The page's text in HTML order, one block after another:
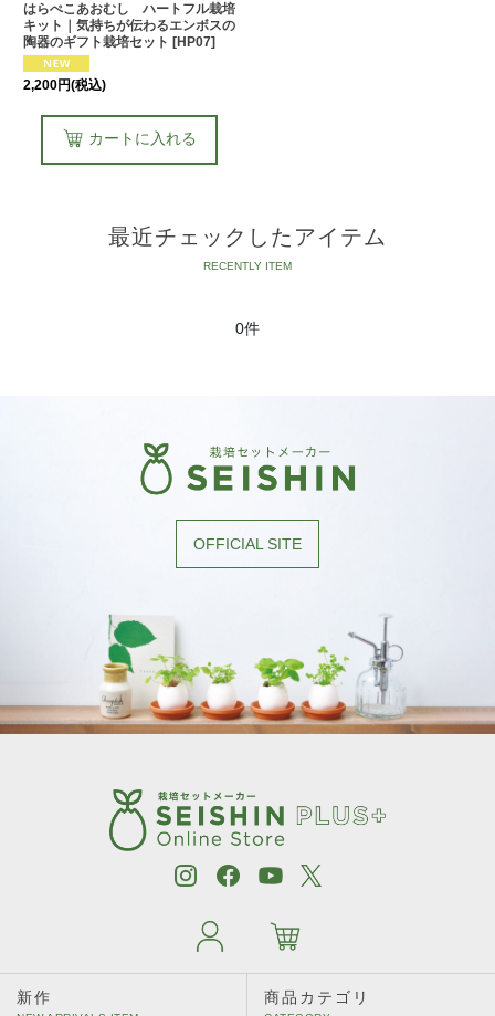
はらぺこあおむし ハートフル栽培
キット｜気持ちが伝わるエンボスの
陶器のギフト栽培セット [HP07]
2,200円(税込)
カートに入れる
最近チェックしたアイテム
0件
OFFICIAL SITE
新作 商品カテゴリ